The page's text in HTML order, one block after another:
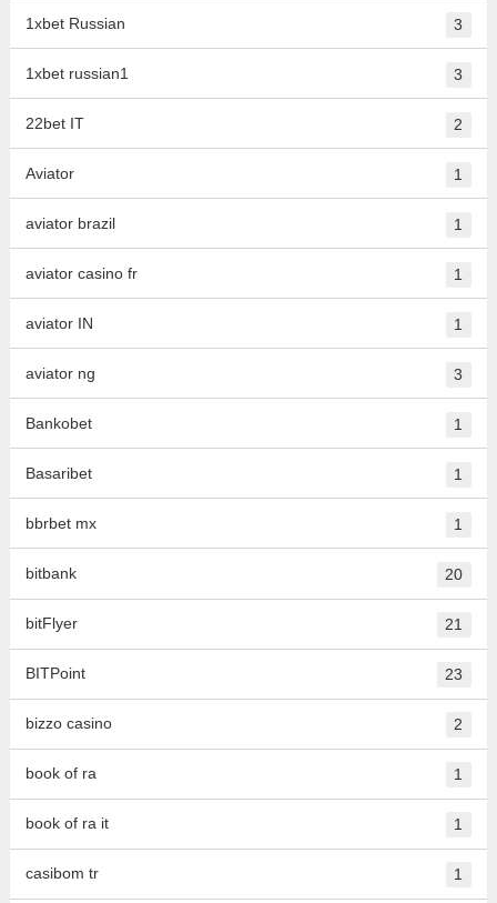
1xbet Russian 3
1xbet russian1 3
22bet IT 2
Aviator 1
aviator brazil 1
aviator casino fr 1
aviator IN 1
aviator ng 3
Bankobet 1
Basaribet 1
bbrbet mx 1
bitbank 20
bitFlyer 21
BITPoint 23
bizzo casino 2
book of ra 1
book of ra it 1
casibom tr 1